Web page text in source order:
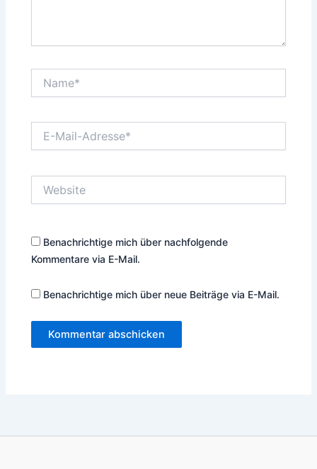
Mail-
Benachrichtige mich über nachfolgende
Kommentare via E-Mail.
Benachrichtige mich über neue Beiträge via E-Mail.